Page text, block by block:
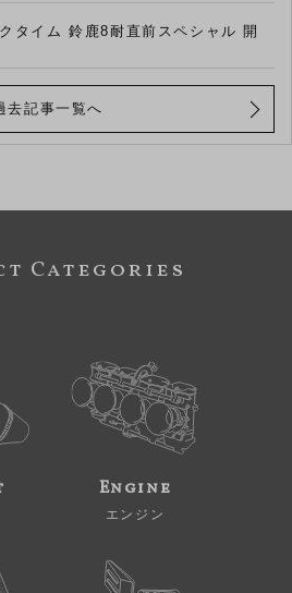
タイム 鈴鹿8耐直前スペシャル 開
去記事一覧へ
Categories
Engine
エンジン